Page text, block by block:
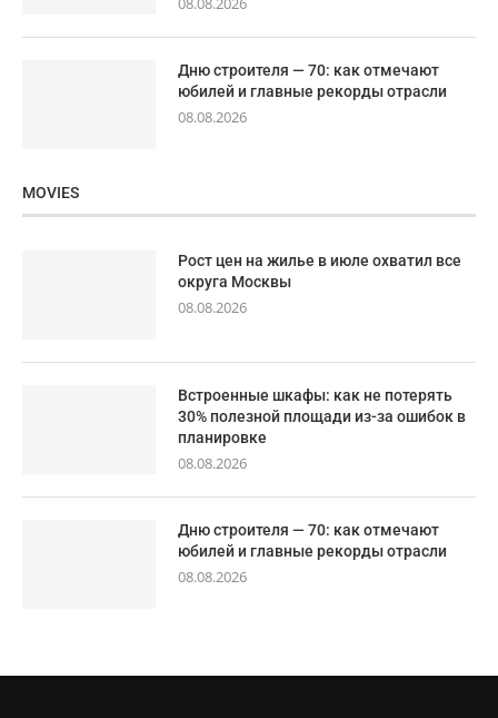
Дню строителя — 70: как отмечают
юбилей и главные рекорды отрасли
08.08.2026
MOVIES
Рост цен на жилье в июле охватил все
округа Москвы
08.08.2026
Встроенные шкафы: как не потерять
30% полезной площади из-за ошибок в
планировке
08.08.2026
Дню строителя — 70: как отмечают
юбилей и главные рекорды отрасли
08.08.2026